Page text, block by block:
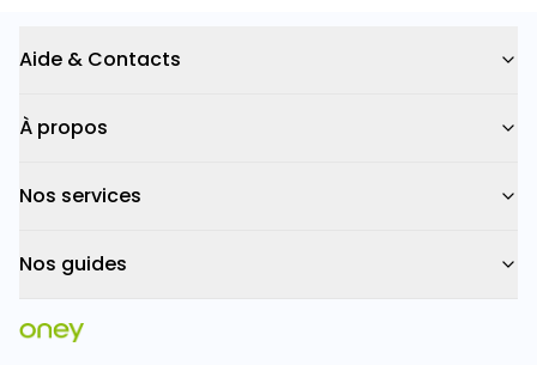
Aide & Contacts
À propos
Nos services
Nos guides